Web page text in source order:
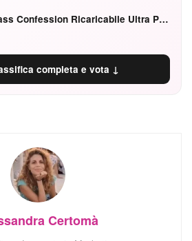
Hourglass Confession Ricaricabile Ultra Preciso Ad Alta Intensità Secretly Classic Red
completa e vota ↓
Certomà